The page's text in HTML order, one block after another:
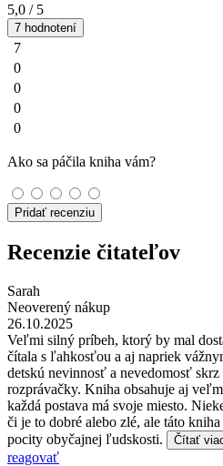
5,0 / 5
7 hodnotení
7
0
0
0
0
Ako sa páčila kniha vám?
Pridať recenziu
Recenzie čitateľov
Sarah
Neoverený nákup
26.10.2025
Veľmi silný príbeh, ktorý by mal
čítala s ľahkosťou a aj napriek
detskú nevinnosť a nevedomosť skrz
rozprávačky. Kniha obsahuje aj
každá postava má svoje miesto.
či je to dobré alebo zlé, ale táto
pocity obyčajnej ľudskosti.
Čítať
reagovať